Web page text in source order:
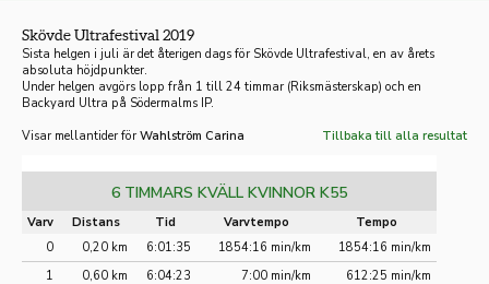
Skövde Ultrafestival 2019
Sista helgen i juli är det återigen dags för Skövde Ultrafestival, en av årets
absoluta höjdpunkter.
Under helgen avgörs lopp från 1 till 24 timmar (Riksmästerskap) och en
Backyard Ultra på Södermalms IP.
Visar mellantider för Wahlström Carina Tillbaka till alla resultat
6 TIMMARS KVÄLL KVINNOR K55
Varv Distans Tid Varvtempo
Tempo
0
0,20 km 6:01:35 1854:16 min/km
1854:16 min/km
1
0,60 km 6:04:23 7:00 min/km
612:25 min/km